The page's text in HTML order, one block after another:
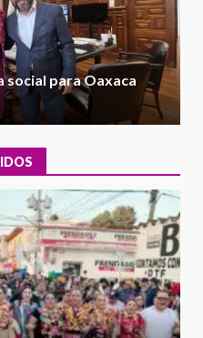
de Ariadna Montiel
Salomón Jara
la consolidación
transformación en
oaxaqueño
institucional en San
Mazatlán
Municipio de Oaxaca
caso de maltrato
social para Oaxaca